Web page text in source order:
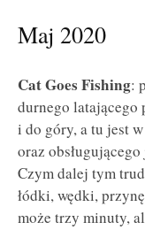
Maj 2020
Cat Goes Fishing:
durnego latającego
i do góry, a tu jest
oraz
Czym dalej tym
łódki, wędki,
może trzy minuty,